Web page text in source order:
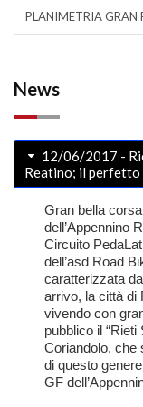
PLANIMETRIA
News
12/06/2017 -
Reatino; il perfetto
Gran bella
dell’Appennino
Circuito
dell’asd Road
caratterizzata
arrivo, la città di
vivendo con
pubblico il
Coriandolo, che
di questo
GF